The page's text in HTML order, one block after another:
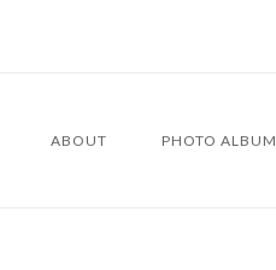
ABOUT PHOTO ALBUM